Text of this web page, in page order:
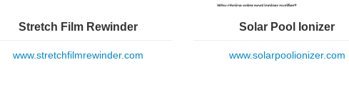
Stretch Film Rewinder
www.stretchfilmrewinder.com
Solar Pool Ionizer
www.solarpoolionizer.com